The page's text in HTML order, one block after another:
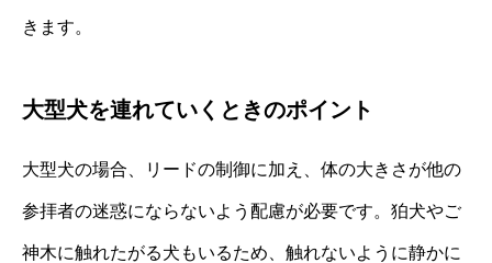
きます。
大型犬を連れていくときのポイント
大型犬の場合、リードの制御に加え、体の大きさが他の
参拝者の迷惑にならないよう配慮が必要です。狛犬やご
神木に触れたがる犬もいるため、触れないように静かに